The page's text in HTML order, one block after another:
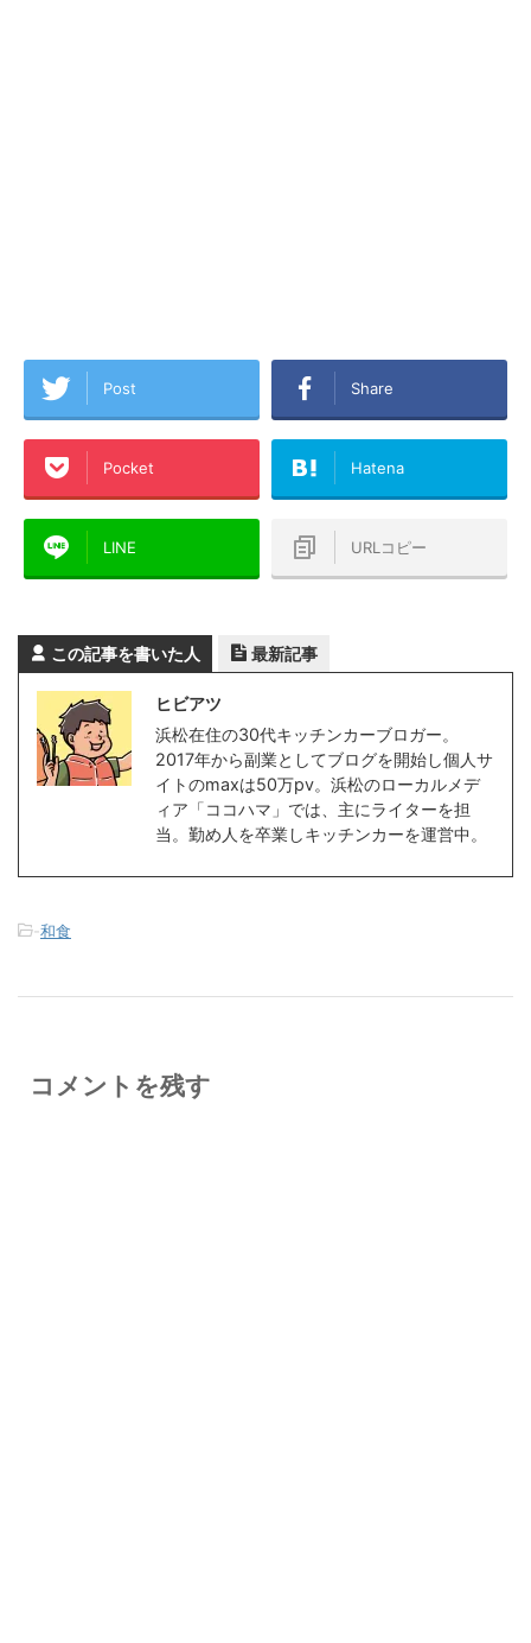
Post Share
Pocket Hatena
LINE URLコピー
この記事を書いた人 最新記事
ヒビアツ
浜松在住の30代キッチンカーブロガー。
2017年から副業としてブログを開始し個人サ
イトのmaxは50万pv。浜松のローカルメデ
ィア「ココハマ」では、主にライターを担
当。勤め人を卒業しキッチンカーを運営中。
-和食
コメントを残す